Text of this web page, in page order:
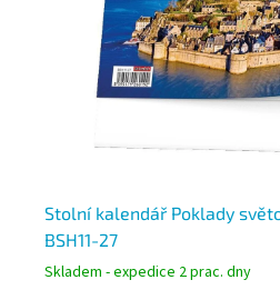
Stolní kalendář Poklady
BSH11-27
Skladem - expedice 2 prac. dny